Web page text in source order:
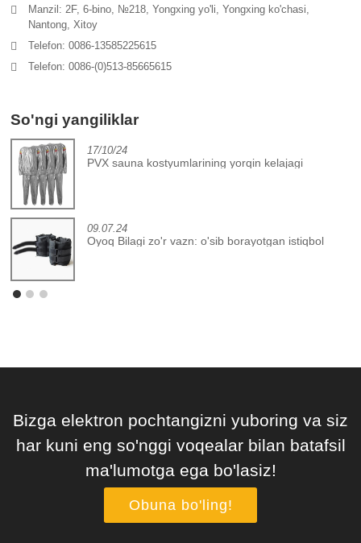
Manzil: 2F, 6-bino, №218, Yongxing yo'li, Yongxing ko'chasi,
Nantong, Xitoy
Telefon: 0086-13585225615
Telefon: 0086-(0)513-85665615
So'ngi yangiliklar
17/10/24
PVX sauna kostyumlarining yorqin kelajagi
09.07.24
Oyoq Bilagi zo'r vazn: o'sib borayotgan istiqbol
Bizga elektron pochtangizni yuboring va siz
har kuni eng so'nggi voqealar bilan batafsil
ma'lumotga ega bo'lasiz!
Obuna bo'ling!